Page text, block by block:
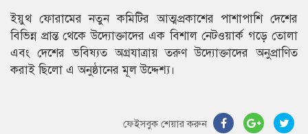
ইয়ুথ ফোরামের নতুন কমিটির আত্মপ্রকাশের পাশাপাশি দেশের
বিভিন্ন প্রান্ত থেকে উদ্যোক্তাদের এক বিশাল নেটওয়ার্ক গড়ে তোলা
এবং দেশের ভবিষ্যত অগ্রযাত্রায় তরুণ উদ্যোক্তাদের অনুপ্রাণিত
করাই ছিলো এ অনুষ্ঠানের মূল উদ্দেশ্য।
ফেইসবুক শেয়ার করুন